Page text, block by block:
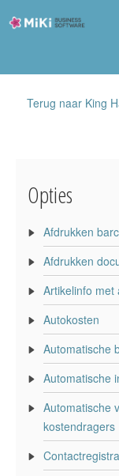
Software
Software Online
Telefonie
Partners
Klant worden
Terug naar King
Opties
Afdrukken
Afdrukken
Artikelinfo met
Autokosten
Automatische
Automatische
Automatische
kostendragers